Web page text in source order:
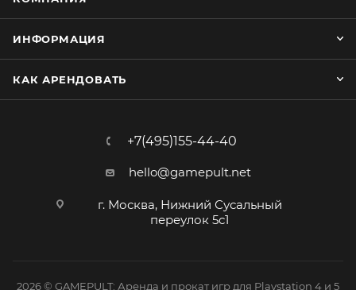
ИНФОРМАЦИЯ
КАК АРЕНДОВАТЬ
+7(495)155-44-40
hello@gamepult.net
г. Москва, Нижний Сусальный
переулок 5с1
2026 © GAMEPULT: Аренда и прокат игр для Playstation 4 и 5